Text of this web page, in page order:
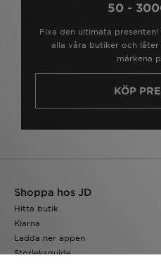
50 -
Fixa den ultimata
alla våra butiker och
märkena
KÖP
Shoppa hos JD
Hitta butik
Klarna
Ladda ner appen
Storleksguide